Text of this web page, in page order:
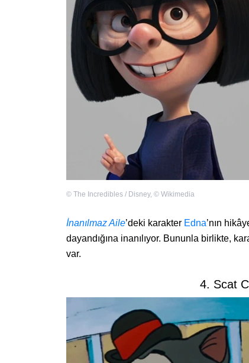
© The Incredibles / Disney, © Wikimedia
İnanılmaz Aile’deki karakter Edna’nın
dayandığına inanılıyor. Bununla birlikte,
var.
4. Scat